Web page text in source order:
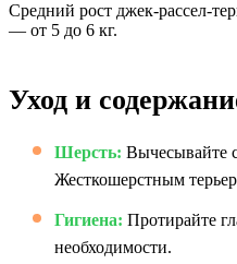
Средний рост джек-рассел-
— от 5 до 6 кг.
Уход и
Шерсть: Вычесывайте
Жесткошерстным
Гигиена: Протирайте
необходимости.